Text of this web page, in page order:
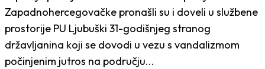
Zapadnohercegovačke pronašli su i doveli u službene
prostorije PU Ljubuški 31-godišnjeg stranog
državljanina koji se dovodi u vezu s vandalizmom
počinjenim jutros na području...